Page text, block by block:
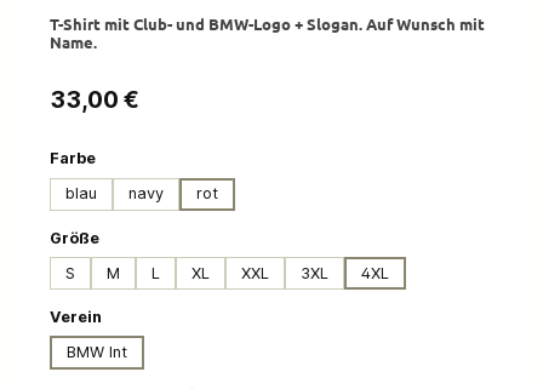
T-Shirt mit Club- und BMW-Logo + Slogan. Auf Wunsch mit
Name.
Regulärer Preis:
33,00 €
Farbeauswählen
blau
navy rot
Größeauswählen
S
M L XL XXL 3XL 4XL
Verein
BMW Int